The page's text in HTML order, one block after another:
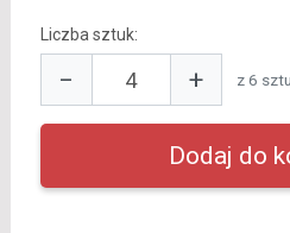
Liczba sztuk:
− + z 6